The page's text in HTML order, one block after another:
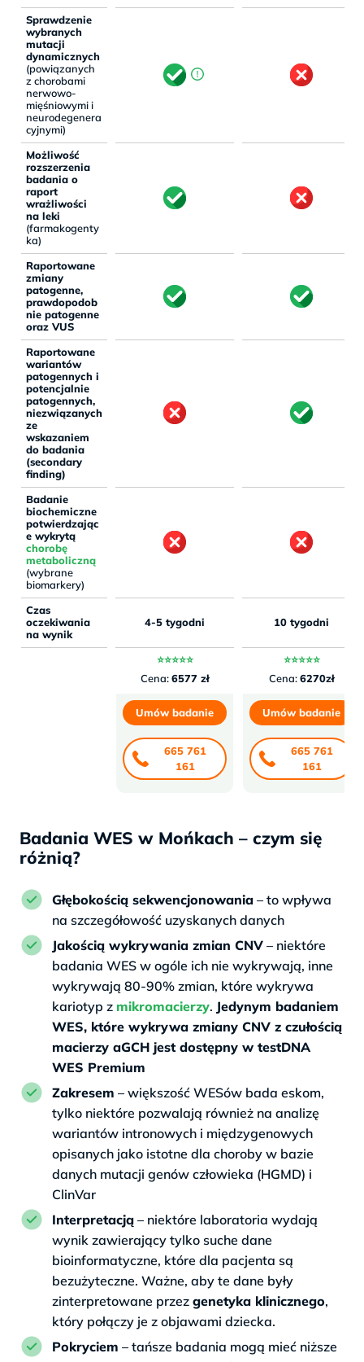
Sprawdzenie
wybranych
mutacji
dynamicznych
(powiązanych
z chorobami
nerwowo-
mięśniowymi i
neurodegenera
cyjnymi)
Możliwość
rozszerzenia
badania o
raport
wrażliwości
na leki
(farmakogenty
ka)
Raportowane
zmiany
patogenne,
prawdopodob
nie patogenne
oraz VUS
Raportowane
wariantów
patogennych i
potencjalnie
patogennych,
niezwiązanych
ze
wskazaniem
do badania
(secondary
finding)
Badanie
biochemiczne
potwierdzając
e wykrytą
chorobę
metaboliczną
(wybrane
biomarkery)
Czas
oczekiwania
na wynik
4-5 tygodni 10 tygodni
⭐⭐⭐⭐⭐
Cena:6577 zł
⭐⭐⭐⭐⭐
Cena:6270zł
Umów badanie
665 761
161
Umów badanie
665 761
161
Badania WES w Mońkach – czym się
różnią?
Głębokością sekwencjonowania – to wpływa
na szczegółowość uzyskanych danych
Jakością wykrywania zmian CNV – niektóre
badania WES w ogóle ich nie wykrywają, inne
wykrywają 80-90% zmian, które wykrywa
kariotyp z mikromacierzy. Jedynym badaniem
WES, które wykrywa zmiany CNV z czułością
macierzy aGCH jest dostępny w testDNA
WES Premium
Zakresem – większość WESów bada eskom,
tylko niektóre pozwalają również na analizę
wariantów intronowych i międzygenowych
opisanych jako istotne dla choroby w bazie
danych mutacji genów człowieka (HGMD) i
ClinVar
Interpretacją – niektóre laboratoria wydają
wynik zawierający tylko suche dane
bioinformatyczne, które dla pacjenta są
bezużyteczne. Ważne, aby te dane były
zinterpretowane przez genetyka klinicznego,
który połączy je z objawami dziecka.
Pokryciem – tańsze badania mogą mieć niższe